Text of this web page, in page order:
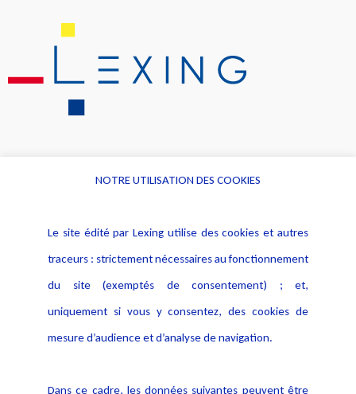
Alerte professionnelle
Déclaration d'accessibilité
Notice Légale
Politique de protection des
données
Publications
NOTRE UTILISATION DES COOKIES
Le site édité par Lexing utilise des cookies et autres
traceurs : strictement nécessaires au fonctionnement
du site (exemptés de consentement) ; et,
uniquement si vous y consentez, des cookies de
mesure d’audience et d’analyse de navigation.
Dans ce cadre, les données suivantes peuvent être